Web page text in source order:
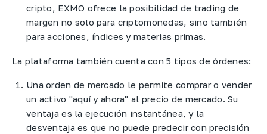
cripto, EXMO ofrece la posibilidad de trading de
margen no solo para criptomonedas, sino también
para acciones, índices y materias primas.
La plataforma también cuenta con 5 tipos de órdenes:
Una orden de mercado le permite comprar o vender
un activo "aquí y ahora" al precio de mercado. Su
ventaja es la ejecución instantánea, y la
desventaja es que no puede predecir con precisión